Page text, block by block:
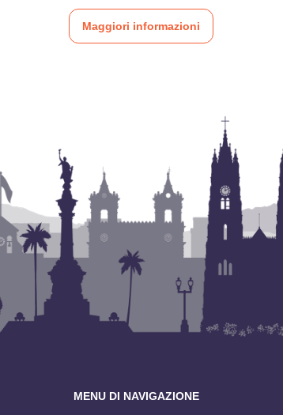
Maggiori informazioni
MENU DI NAVIGAZIONE